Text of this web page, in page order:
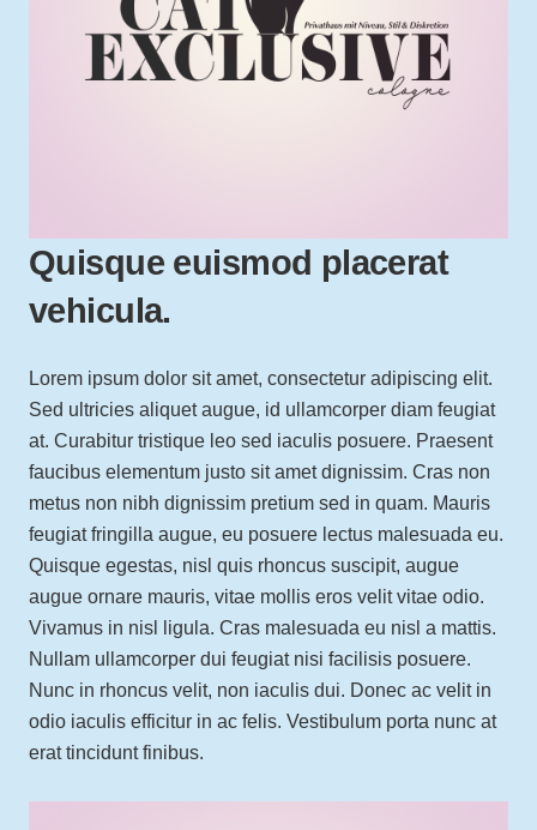
Quisque euismod placerat
vehicula.
Lorem ipsum dolor sit amet, consectetur adipiscing elit.
Sed ultricies aliquet augue, id ullamcorper diam feugiat
at. Curabitur tristique leo sed iaculis posuere. Praesent
faucibus elementum justo sit amet dignissim. Cras non
metus non nibh dignissim pretium sed in quam. Mauris
feugiat fringilla augue, eu posuere lectus malesuada eu.
Quisque egestas, nisl quis rhoncus suscipit, augue
augue ornare mauris, vitae mollis eros velit vitae odio.
Vivamus in nisl ligula. Cras malesuada eu nisl a mattis.
Nullam ullamcorper dui feugiat nisi facilisis posuere.
Nunc in rhoncus velit, non iaculis dui. Donec ac velit in
odio iaculis efficitur in ac felis. Vestibulum porta nunc at
erat tincidunt finibus.